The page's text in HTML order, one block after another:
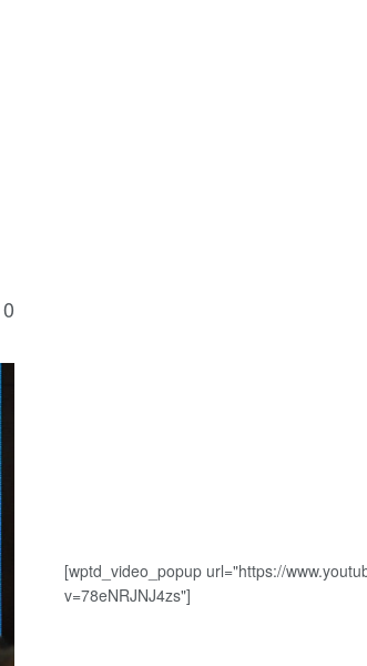
0
[wptd_video_popup url="https://
v=78eNRJNJ4zs"]